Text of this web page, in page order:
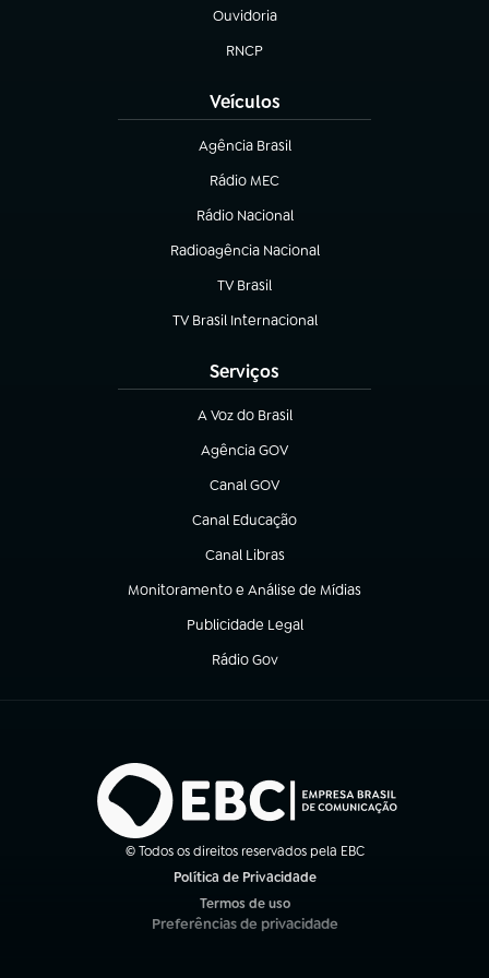
Ouvidoria
(abre em nova aba)
RNCP
(abre em nova aba)
Veículos
Agência Brasil
(abre em nova aba)
Rádio MEC
(abre em nova aba)
Rádio Nacional
Radioagência Nacional
(abre em nova aba)
TV Brasil
(abre em nova aba)
TV Brasil Internacional
(abre em nova aba)
Serviços
A Voz do Brasil
(abre em nova aba)
Agência GOV
(abre em nova aba)
Canal GOV
(abre em nova aba)
Canal Educação
(abre em nova aba)
Canal Libras
(abre em nova aba)
Monitoramento e Análise de Mídias
(abre em nova aba)
Publicidade Legal
(abre em nova aba)
Rádio Gov
(abre em nova aba)
© Todos os direitos reservados pela EBC
Política de Privacidade
Termos de uso
(abre em nova aba)
Preferências de privacidade